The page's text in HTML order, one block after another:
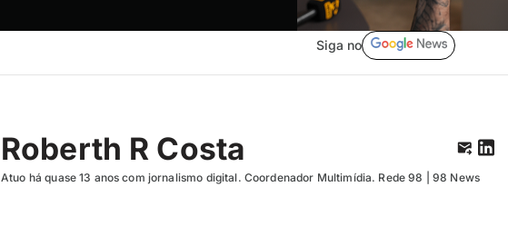
Siga no
Roberth R Costa
Atuo há quase 13 anos com jornalismo digital. Coordenador Multimídia. Rede 98 | 98 News